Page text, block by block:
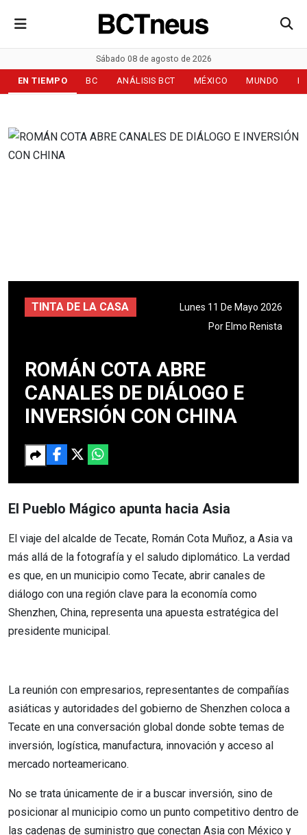
Sábado 08 de agosto de 2026
EN TIEMPO BC ANÁLISIS BCT MÉXICO MUNDO
TINTA DE LA CASA
Lunes 11 De Mayo 2026
Por Elmo Renista
ROMÁN COTA ABRE
CANALES DE DIÁLOGO E
INVERSIÓN CON CHINA
El Pueblo Mágico apunta hacia Asia
El viaje del alcalde de Tecate, Román Cota Muñoz, a Asia va
más allá de la fotografía y el saludo diplomático. La verdad
es que, en un municipio como Tecate, abrir canales de
diálogo con una región clave para la economía como
Shenzhen, China, representa una apuesta estratégica del
presidente municipal.
La reunión con empresarios, representantes de compañías
asiáticas y autoridades del gobierno de Shenzhen coloca a
Tecate en una conversación global donde sobte temas de
inversión, logística, manufactura, innovación y acceso al
mercado norteamericano.
No se trata únicamente de ir a buscar inversión, sino de
posicionar al municipio como un punto competitivo dentro de
las cadenas de suministro que conectan Asia con México y